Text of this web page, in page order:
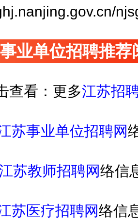
业单位招聘推荐
查看：更多江苏招
苏事业单位招聘网
苏教师招聘网络信
苏医疗招聘网络信